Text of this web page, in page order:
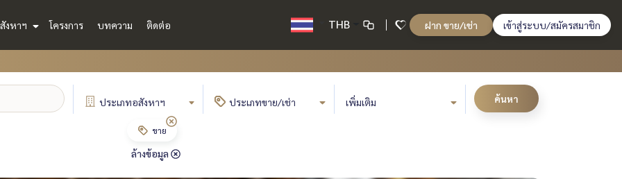
งหาฯ โครงการ บทความ ติดต่อ THB ฝาก ขาย/เช่า เข้าสู่ระบบ/สมัครสมาชิก
ประเภทอสังหาฯ ประเภทขาย/เช่า เพิ่มเติม ค้นหา
ขาย
ล้างข้อมูล